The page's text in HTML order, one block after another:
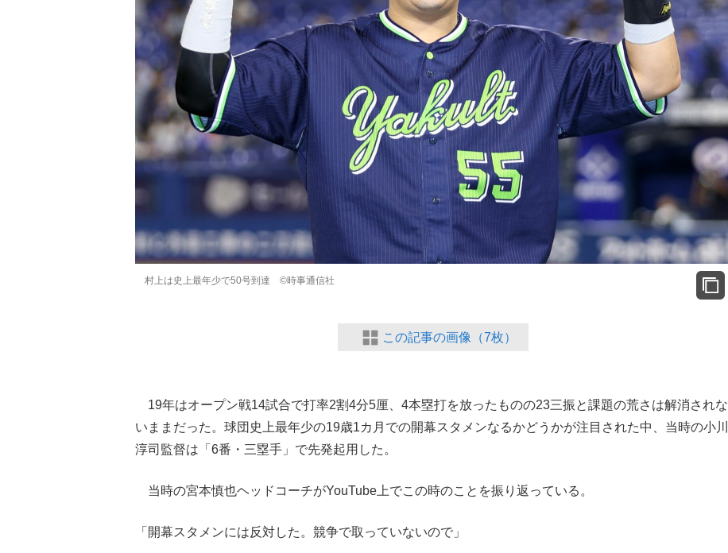
村上は史上最年少で50号到達 ©時事通信社
この記事の画像（7枚）
19年はオープン戦14試合で打率2割4分5厘、4本塁打を放ったものの23三振と課題の荒さは解消されな
いままだった。球団史上最年少の19歳1カ月での開幕スタメンなるかどうかが注目された中、当時の小川
淳司監督は「6番・三塁手」で先発起用した。
当時の宮本慎也ヘッドコーチがYouTube上でこの時のことを振り返っている。
「開幕スタメンには反対した。競争で取っていないので」